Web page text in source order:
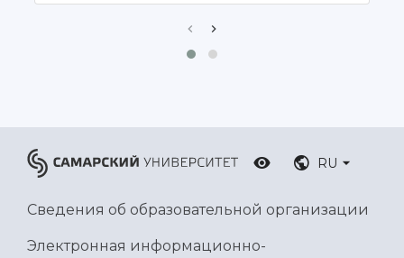
RU
Сведения об образовательной организации
Электронная информационно-